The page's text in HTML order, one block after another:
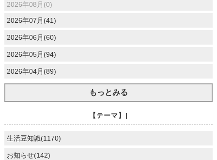
2026年08月(0)
2026年07月(41)
2026年06月(60)
2026年05月(94)
2026年04月(89)
もっとみる
【テーマ】|
生活豆知識(1170)
お知らせ(142)